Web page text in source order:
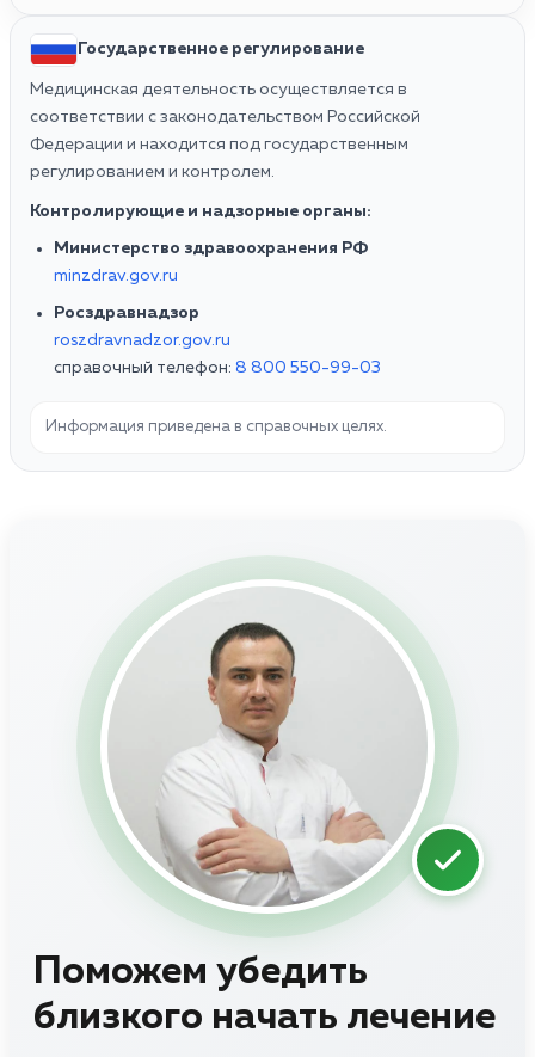
Государственное регулирование
Медицинская деятельность осуществляется в
соответствии с законодательством Российской
Федерации и находится под государственным
регулированием и контролем.
Контролирующие и надзорные органы:
Министерство здравоохранения РФ
minzdrav.gov.ru
Росздравнадзор
roszdravnadzor.gov.ru
справочный телефон: 8 800 550-99-03
Информация приведена в справочных целях.
Поможем убедить
близкого начать лечение